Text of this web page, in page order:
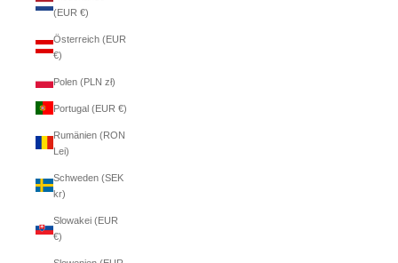
(EUR €)
Österreich (EUR
€)
Polen (PLN zł)
Portugal (EUR €)
Rumänien (RON
Lei)
Schweden (SEK
kr)
Slowakei (EUR
€)